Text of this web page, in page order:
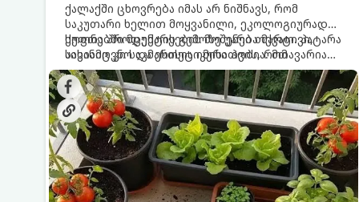
ქალაქში ცხოვრება იმას არ ნიშნავს, რომ
საკუთარი ხელით მოყვანილი, ეკოლოგიურად
სუფთა პროდუქტის გემოზე უარი თქვათ. პატარა
აივანიც კი საკმარისია იმისათვის, რომ
მოიწყოთ მინი-ბოსტანი, საიდანაც
ყოველდღიურად ახალ, არომატულ მწვანილსა
და ბოსტნეულს მოკრეფთ.
ქოთნებში მცენარეების მოშენება მარტივი,
სასიამოვნო და ესთეტიკური ჰობია. მთავარია
იცოდეთ, რომელი კულტურები ეგუებიან
ქოთნის პირობებს ყველაზე კარგად და როგორ
მოუაროთ მათ სწორად.